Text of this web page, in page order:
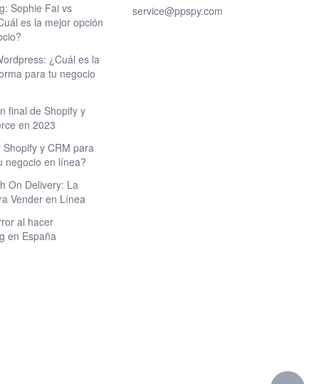
Sophie Fai vs
es la mejor opción
¿Cuál es la
para tu negocio
final de Shopify y
en 2023
Shopify y CRM para
negocio en línea?
On Delivery: La
Vender en Línea
al hacer
en España
service@ppspy.com